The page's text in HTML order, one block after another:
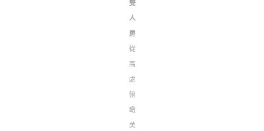
雙
人
房
從
高
處
俯
瞰
美